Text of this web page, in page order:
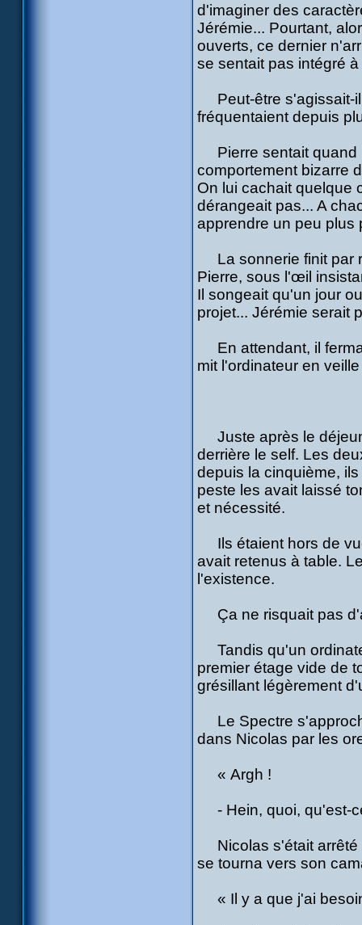
d'imaginer des
Jérémie... Pourtant,
ouverts, ce dernier
se sentait pas intégré
Peut-être s'agissait-il
fréquentaient depuis
Pierre sentait quand
comportement bizarre
On lui cachait quelque
dérangeait pas... A
apprendre un peu plus
La sonnerie finit par
Pierre, sous l'œil
Il songeait qu'un jour
projet... Jérémie serait
En attendant, il
mit l'ordinateur en
Juste après le
derrière le self. Les
depuis la cinquième,
peste les avait laissé
et nécessité.
Ils étaient hors de
avait retenus à table.
l'existence.
Ça ne risquait pas
Tandis qu'un
premier étage vide de
grésillant légèrement
Le Spectre
dans Nicolas par les
« Argh !
- Hein, quoi, qu'est-
Nicolas s'était arrêté
se tourna vers son
« Il y a que j'ai